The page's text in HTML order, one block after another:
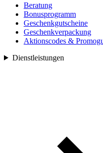
Beratung
Bonusprogramm
Geschenkgutscheine
Geschenkverpackung
Aktionscodes &
Dienstleistungen